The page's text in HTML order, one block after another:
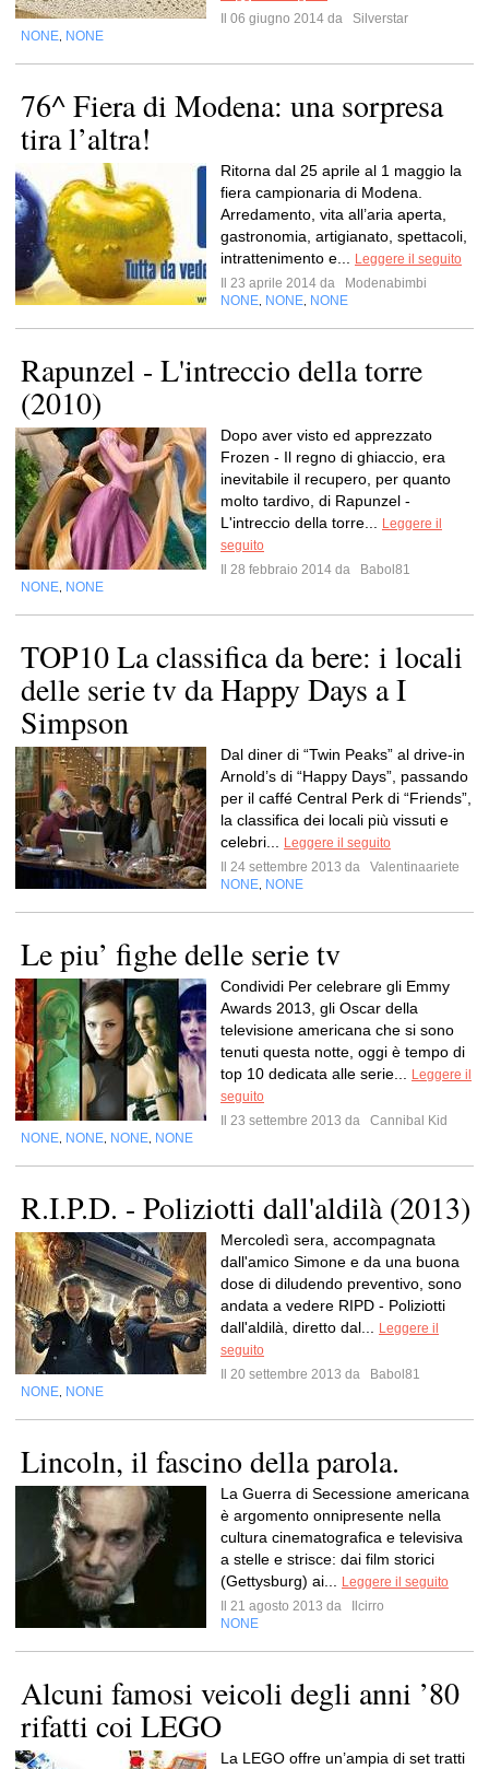
Il 06 giugno 2014 da
Silverstar
NONE NONE
76^ Fiera di Modena: una sorpresa
tira l’altra!
Ritorna dal 25 aprile al 1 maggio la
fiera campionaria di Modena.
Arredamento, vita all’aria aperta,
gastronomia, artigianato, spettacoli,
intrattenimento e...
Leggere il seguito
Il 23 aprile 2014 da
Modenabimbi
NONE NONE NONE
Rapunzel - L'intreccio della torre
(2010)
Dopo aver visto ed apprezzato
Frozen - Il regno di ghiaccio, era
inevitabile il recupero, per quanto
molto tardivo, di Rapunzel -
L'intreccio della torre...
Leggere il
seguito
Il 28 febbraio 2014 da
Babol81
NONE NONE
TOP10 La classifica da bere: i locali
delle serie tv da Happy Days a I
Simpson
Dal diner di “Twin Peaks” al drive-in
Arnold’s di “Happy Days”, passando
per il caffé Central Perk di “Friends”,
la classifica dei locali più vissuti e
celebri...
Leggere il seguito
Il 24 settembre 2013 da
Valentinaariete
NONE NONE
Le piu’ fighe delle serie tv
Condividi Per celebrare gli Emmy
Awards 2013, gli Oscar della
televisione americana che si sono
tenuti questa notte, oggi è tempo di
top 10 dedicata alle serie...
Leggere il
seguito
Il 23 settembre 2013 da
Cannibal Kid
NONE NONE NONE NONE
R.I.P.D. - Poliziotti dall'aldilà (2013)
Mercoledì sera, accompagnata
dall'amico Simone e da una buona
dose di diludendo preventivo, sono
andata a vedere RIPD - Poliziotti
dall'aldilà, diretto dal...
Leggere il
seguito
Il 20 settembre 2013 da
Babol81
NONE NONE
Lincoln, il fascino della parola.
La Guerra di Secessione americana
è argomento onnipresente nella
cultura cinematografica e televisiva
a stelle e strisce: dai film storici
(Gettysburg) ai...
Leggere il seguito
Il 21 agosto 2013 da
Ilcirro
NONE
Alcuni famosi veicoli degli anni ’80
rifatti coi LEGO
La LEGO offre un’ampia di set tratti